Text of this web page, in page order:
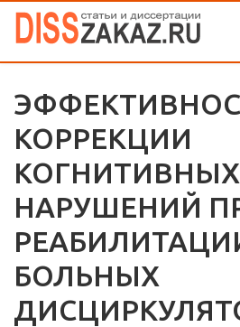
КОРРЕКЦИИ
КОГНИТИВНЫХ
НАРУШЕНИЙ
БОЛЬНЫХ